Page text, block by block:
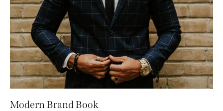
Modern Brand Book